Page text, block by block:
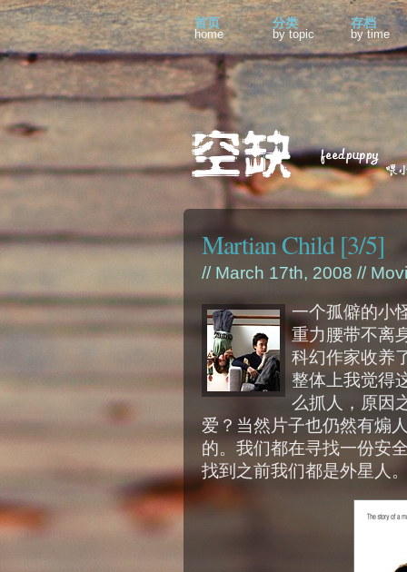
首页
home
分类
by topic
存档
by time
Martian Child [3/5]
// March 17th, 2008 //
一个孤僻的小
重力腰带不离
科幻作家收养
整体上我觉得
么抓人，原因
爱？当然片子也仍然有煽
的。我们都在寻找一份安
找到之前我们都是外星人